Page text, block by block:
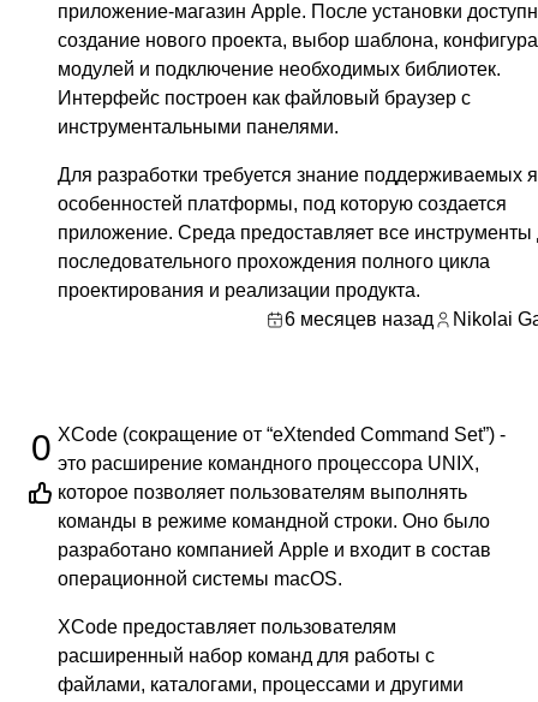
приложение-магазин Apple. После установки
создание нового проекта, выбор шаблона,
модулей и подключение необходимых библиотек.
Интерфейс построен как файловый браузер с
инструментальными панелями.
Для разработки требуется знание поддерживаемых
особенностей платформы, под которую создается
приложение. Среда предоставляет все инструменты
последовательного прохождения полного цикла
проектирования и реализации продукта.
6 месяцев назад
Nikolai
0 XCode (сокращение от “eXtended Command Set”) -
это расширение командного процессора UNIX,
которое позволяет пользователям выполнять
команды в режиме командной строки. Оно было
разработано компанией Apple и входит в состав
операционной системы macOS.
XCode предоставляет пользователям
расширенный набор команд для работы с
файлами, каталогами, процессами и другими